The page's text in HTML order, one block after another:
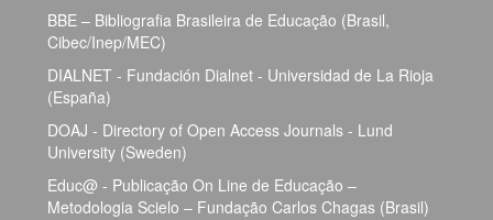
BBE – Bibliografia Brasileira de Educação (Brasil,
Cibec/Inep/MEC)
DIALNET - Fundación Dialnet - Universidad de La Rioja
(España)
DOAJ - Directory of Open Access Journals - Lund
University (Sweden)
Educ@ - Publicação On Line de Educação –
Metodologia Scielo – Fundação Carlos Chagas (Brasil)